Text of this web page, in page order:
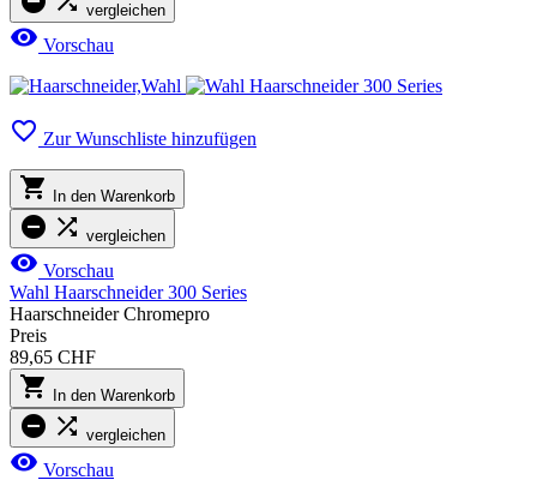
vergleichen
 Vorschau
 Zur Wunschliste hinzufügen
 In den Warenkorb
  vergleichen
 Vorschau
Wahl Haarschneider 300 Series
Haarschneider Chromepro
Preis
89,65 CHF
 In den Warenkorb
  vergleichen
 Vorschau